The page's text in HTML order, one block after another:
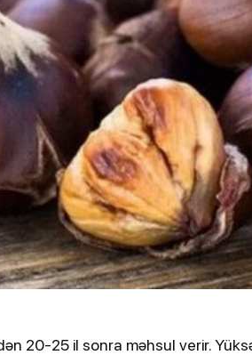
20-25 il sonra məhsul verir.